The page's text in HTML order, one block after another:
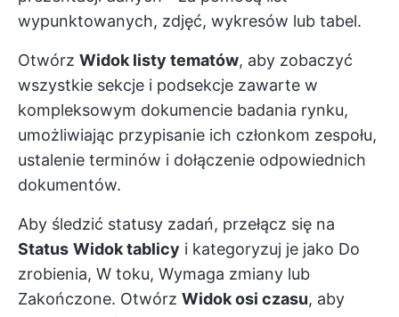
wypunktowanych, zdjęć, wykresów lub tabel.
Otwórz Widok listy tematów, aby zobaczyć
wszystkie sekcje i podsekcje zawarte w
kompleksowym dokumencie badania rynku,
umożliwiając przypisanie ich członkom zespołu,
ustalenie terminów i dołączenie odpowiednich
dokumentów.
Aby śledzić statusy zadań, przełącz się na
Status Widok tablicy i kategoryzuj je jako Do
zrobienia, W toku, Wymaga zmiany lub
Zakończone. Otwórz Widok osi czasu, aby